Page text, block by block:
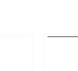
мы
а тут жена
Мне всё равно, мне
у этого
и она будет